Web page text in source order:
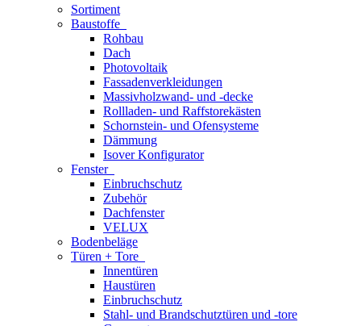
Sortiment
Baustoffe
Rohbau
Dach
Photovoltaik
Fassadenverkleidungen
Massivholzwand- und -decke
Rollladen- und Raffstorekästen
Schornstein- und Ofensysteme
Dämmung
Isover Konfigurator
Fenster
Einbruchschutz
Zubehör
Dachfenster
VELUX
Bodenbeläge
Türen + Tore
Innentüren
Haustüren
Einbruchschutz
Stahl- und Brandschutztüren und -tore